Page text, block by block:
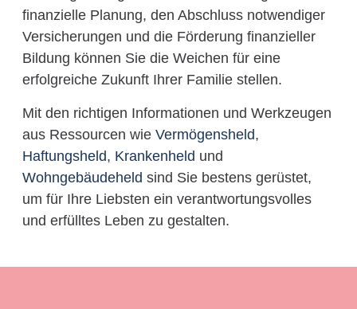
finanzielle Planung, den Abschluss notwendiger
Versicherungen und die Förderung finanzieller
Bildung können Sie die Weichen für eine
erfolgreiche Zukunft Ihrer Familie stellen.
Mit den richtigen Informationen und Werkzeugen
aus Ressourcen wie Vermögensheld,
Haftungsheld, Krankenheld und
Wohngebäudeheld sind Sie bestens gerüstet,
um für Ihre Liebsten ein verantwortungsvolles
und erfülltes Leben zu gestalten.